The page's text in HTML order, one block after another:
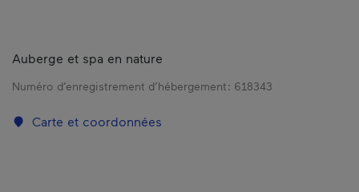
Auberge et spa en nature
Numéro d’enregistrement d’hébergement : 618343
Carte et coordonnées